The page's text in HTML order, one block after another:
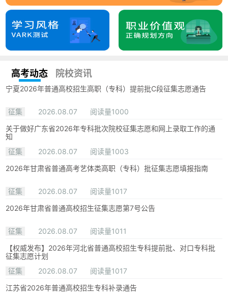
高考动态 院校资讯
宁夏2026年普通高校招生高职（专科）提前批C段征集志愿通告
征集 2026.08.07
阅读量1000
关于做好广东省2026年专科批次院校征集志愿和网上录取工作的通
知
征集
2026.08.07
阅读量1003
2026年甘肃省普通高考艺体类高职（专科）批征集志愿填报指南
征集 2026.08.07
阅读量1017
2026年甘肃省普通高校招生征集志愿第7号公告
征集 2026.08.07
阅读量1011
【权威发布】2026年河北省普通高校招生专科提前批、对口专科批
征集志愿计划
征集
2026.08.07
阅读量1017
江苏省2026年普通高校招生专科补录通告